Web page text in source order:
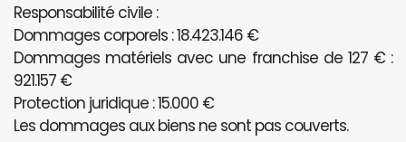
Responsabilité civile :
Dommages corporels : 18.423.146 €
Dommages matériels avec une franchise de 127 € :
921.157 €
Protection juridique : 15.000 €
Les dommages aux biens ne sont pas couverts.